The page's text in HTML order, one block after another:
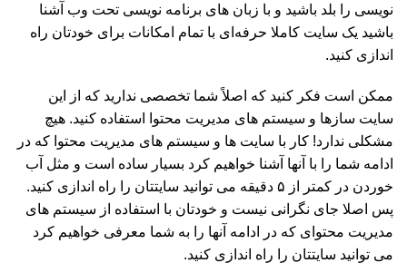
نویسی را بلد باشید و با زبان های برنامه نویسی تحت وب آشنا
باشید یک سایت کاملا حرفه‌ای با تمام امکانات برای خودتان راه
اندازی کنید.
ممکن است فکر کنید که اصلاً شما تخصصی ندارید که از این
سایت سازها و سیستم های مدیریت محتوا استفاده کنید. هیچ
مشکلی ندارد! کار با سایت ها و سیستم های مدیریت محتوا که در
ادامه شما را با آنها آشنا خواهیم کرد بسیار ساده است و مثل آب
خوردن در کمتر از ۵ دقیقه می توانید سایتتان را راه اندازی کنید.
پس اصلا جای نگرانی نیست و خودتان با استفاده از سیستم های
مدیریت محتوای که در ادامه آنها را به شما معرفی خواهیم کرد
می توانید سایتتان را راه اندازی کنید.